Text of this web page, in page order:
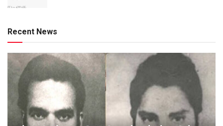
Recent News